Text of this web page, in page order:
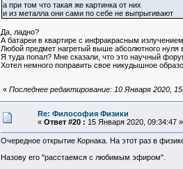
а при том что такая же картинка от них
и из металла они сами по себе не выпрыгивают
Да, ладно?
А батареи в квартире с инфракрасным
Любой предмет нагретый выше абсолютного нуля
Я туда попал? Мне сказали, что это научный
Хотел немного поправить свое никудышное
« Последнее редактирование: 10 Января 2020,
Re: Философия Физики
« Ответ #20 : 15 Января 2020, 09:34:47 »
Очередное открытие Корнака. На этот раз в
Назову его "расстаемся с любимым эфиром".